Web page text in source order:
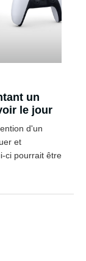
un
le jour
d'un
et
ci pourrait être